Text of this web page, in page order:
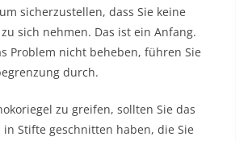
sicherzustellen, dass Sie keine
sich nehmen. Das ist ein Anfang.
Problem nicht beheben, führen Sie
durch.
zu greifen, sollten Sie das
in Stifte geschnitten haben, die Sie